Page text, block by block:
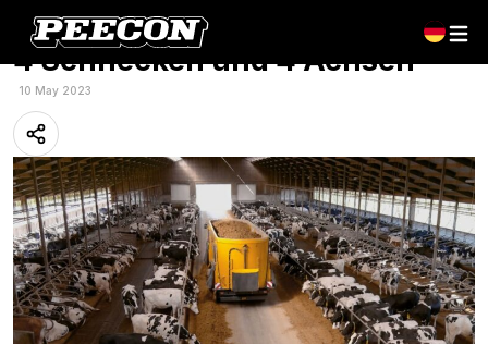
Beeindruckender Mischer mit
4 Schnecken und 4 Achsen
10 May 2023